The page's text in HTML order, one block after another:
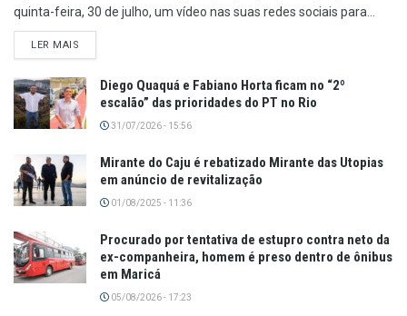
quinta-feira, 30 de julho, um vídeo nas suas redes sociais para...
LER MAIS
Diego Quaquá e Fabiano Horta ficam no “2º
escalão” das prioridades do PT no Rio
31/07/2026 - 15:56
Mirante do Caju é rebatizado Mirante das Utopias
em anúncio de revitalização
01/08/2025 - 11:36
Procurado por tentativa de estupro contra neto da
ex-companheira, homem é preso dentro de ônibus
em Maricá
05/08/2026 - 17:23